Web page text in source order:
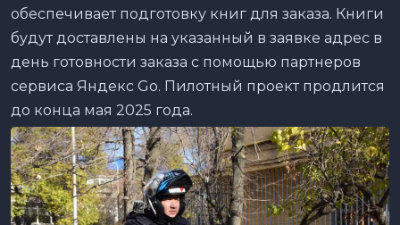
обеспечивает подготовку книг для заказа. Книги
будут доставлены на указанный в заявке адрес в
день готовности заказа с помощью партнеров
сервиса Яндекс Go. Пилотный проект продлится
до конца мая 2025 года.